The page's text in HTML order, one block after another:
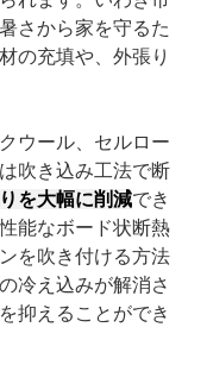
さから家を守るた
の充填や、外張り
ウール、セルロー
吹き込み工法で断
を大幅に削減でき
能なボード状断熱
を吹き付ける方法
冷え込みが解消さ
抑えることができ